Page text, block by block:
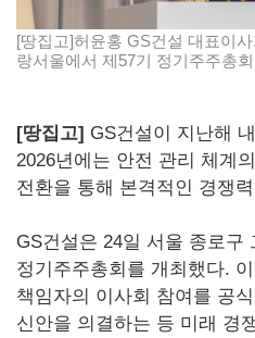
[땅집고]허윤홍 GS건설 대표이
랑서울에서 제57기 정기주주총
[땅집고] GS건설이 지난해
2026년에는 안전 관리 체계
전환을 통해 본격적인 경쟁
GS건설은 24일 서울 종로구
정기주주총회를 개최했다.
책임자의 이사회 참여를 공
신안을 의결하는 등 미래 경